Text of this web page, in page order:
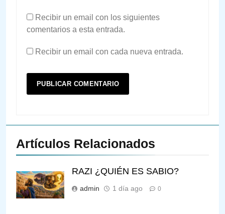
Recibir un email con los siguientes
comentarios a esta entrada.
Recibir un email con cada nueva entrada.
Artículos Relacionados
RAZI ¿QUIÉN ES SABIO?
admin 1 día ago 0